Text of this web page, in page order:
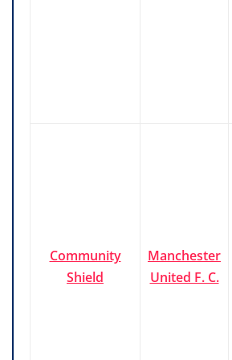
Community
Shield
Manchester
United F. C.